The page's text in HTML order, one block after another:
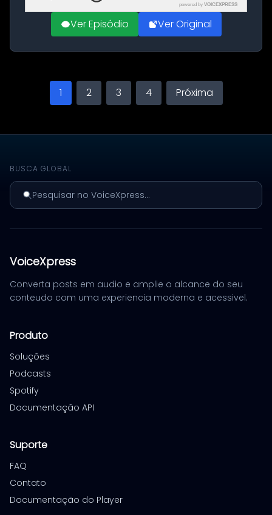
powered by VOICEXPRESS
Ver Episódio Ver Original
1 2 3 4 Próxima
BUSCA GLOBAL
Pesquisar no VoiceXpress...
VoiceXpress
Converta posts em audio e amplie o alcance do seu
conteudo com uma experiencia moderna e acessivel.
Produto
Soluções
Podcasts
Spotify
Documentação API
Suporte
FAQ
Contato
Documentação do Player